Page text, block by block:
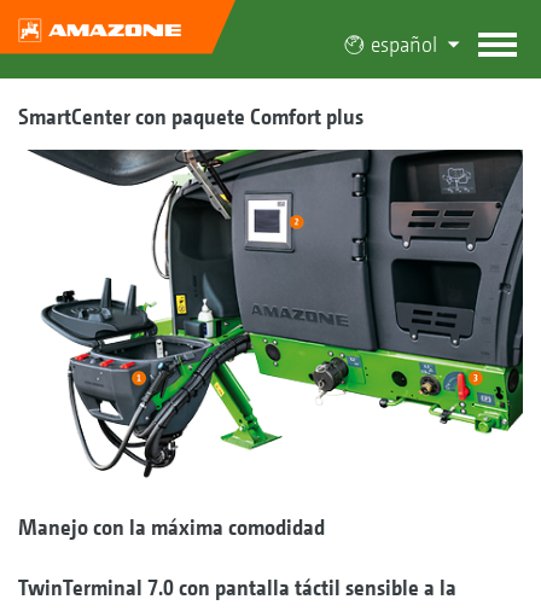
español
SmartCenter con paquete Comfort plus
Manejo con la máxima comodidad
TwinTerminal 7.0 con pantalla táctil sensible a la